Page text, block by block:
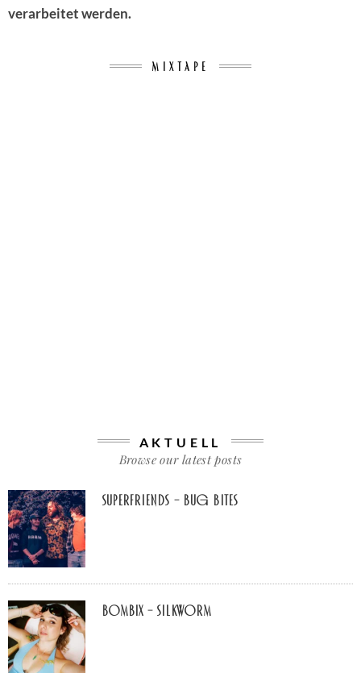
verarbeitet werden.
MIXTAPE
AKTUELL
Browse our latest posts
Superfriends – Bug Bites
Bombix – Silkworm